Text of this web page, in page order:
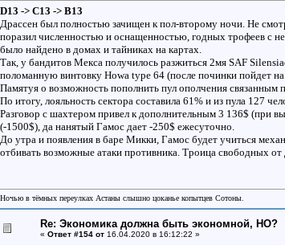
D13 -> C13 -> B13
Драссен был полностью зачищен к пол-второму ночи. Не
поразил численностью и оснащенностью, годных трофеев с
было найдено в домах и тайниках на картах.
Так, у бандитов Мекса получилось разжиться 2мя SAF
поломанную винтовку Howa type 64 (после починки пойдет
Памятуя о возможность пополнить пул ополчения связанным
По итогу, лояльность сектора составила 61% и из пула 127
Разговор с шахтером привел к дополнительным 3 136$ (при
(-1500$), да нанятый Гамос дает -250$ ежесуточно.
До утра и появления в баре Микки, Гамос будет учиться
отбивать возможные атаки противника. Троица свободных
Ночью в тёмных переулках Астаны слышно цоканье копытцев Сотоны.
Re: Экономика должна быть экономной, НО?
« Ответ #154 от 16.04.2020 в 16:12:22 »